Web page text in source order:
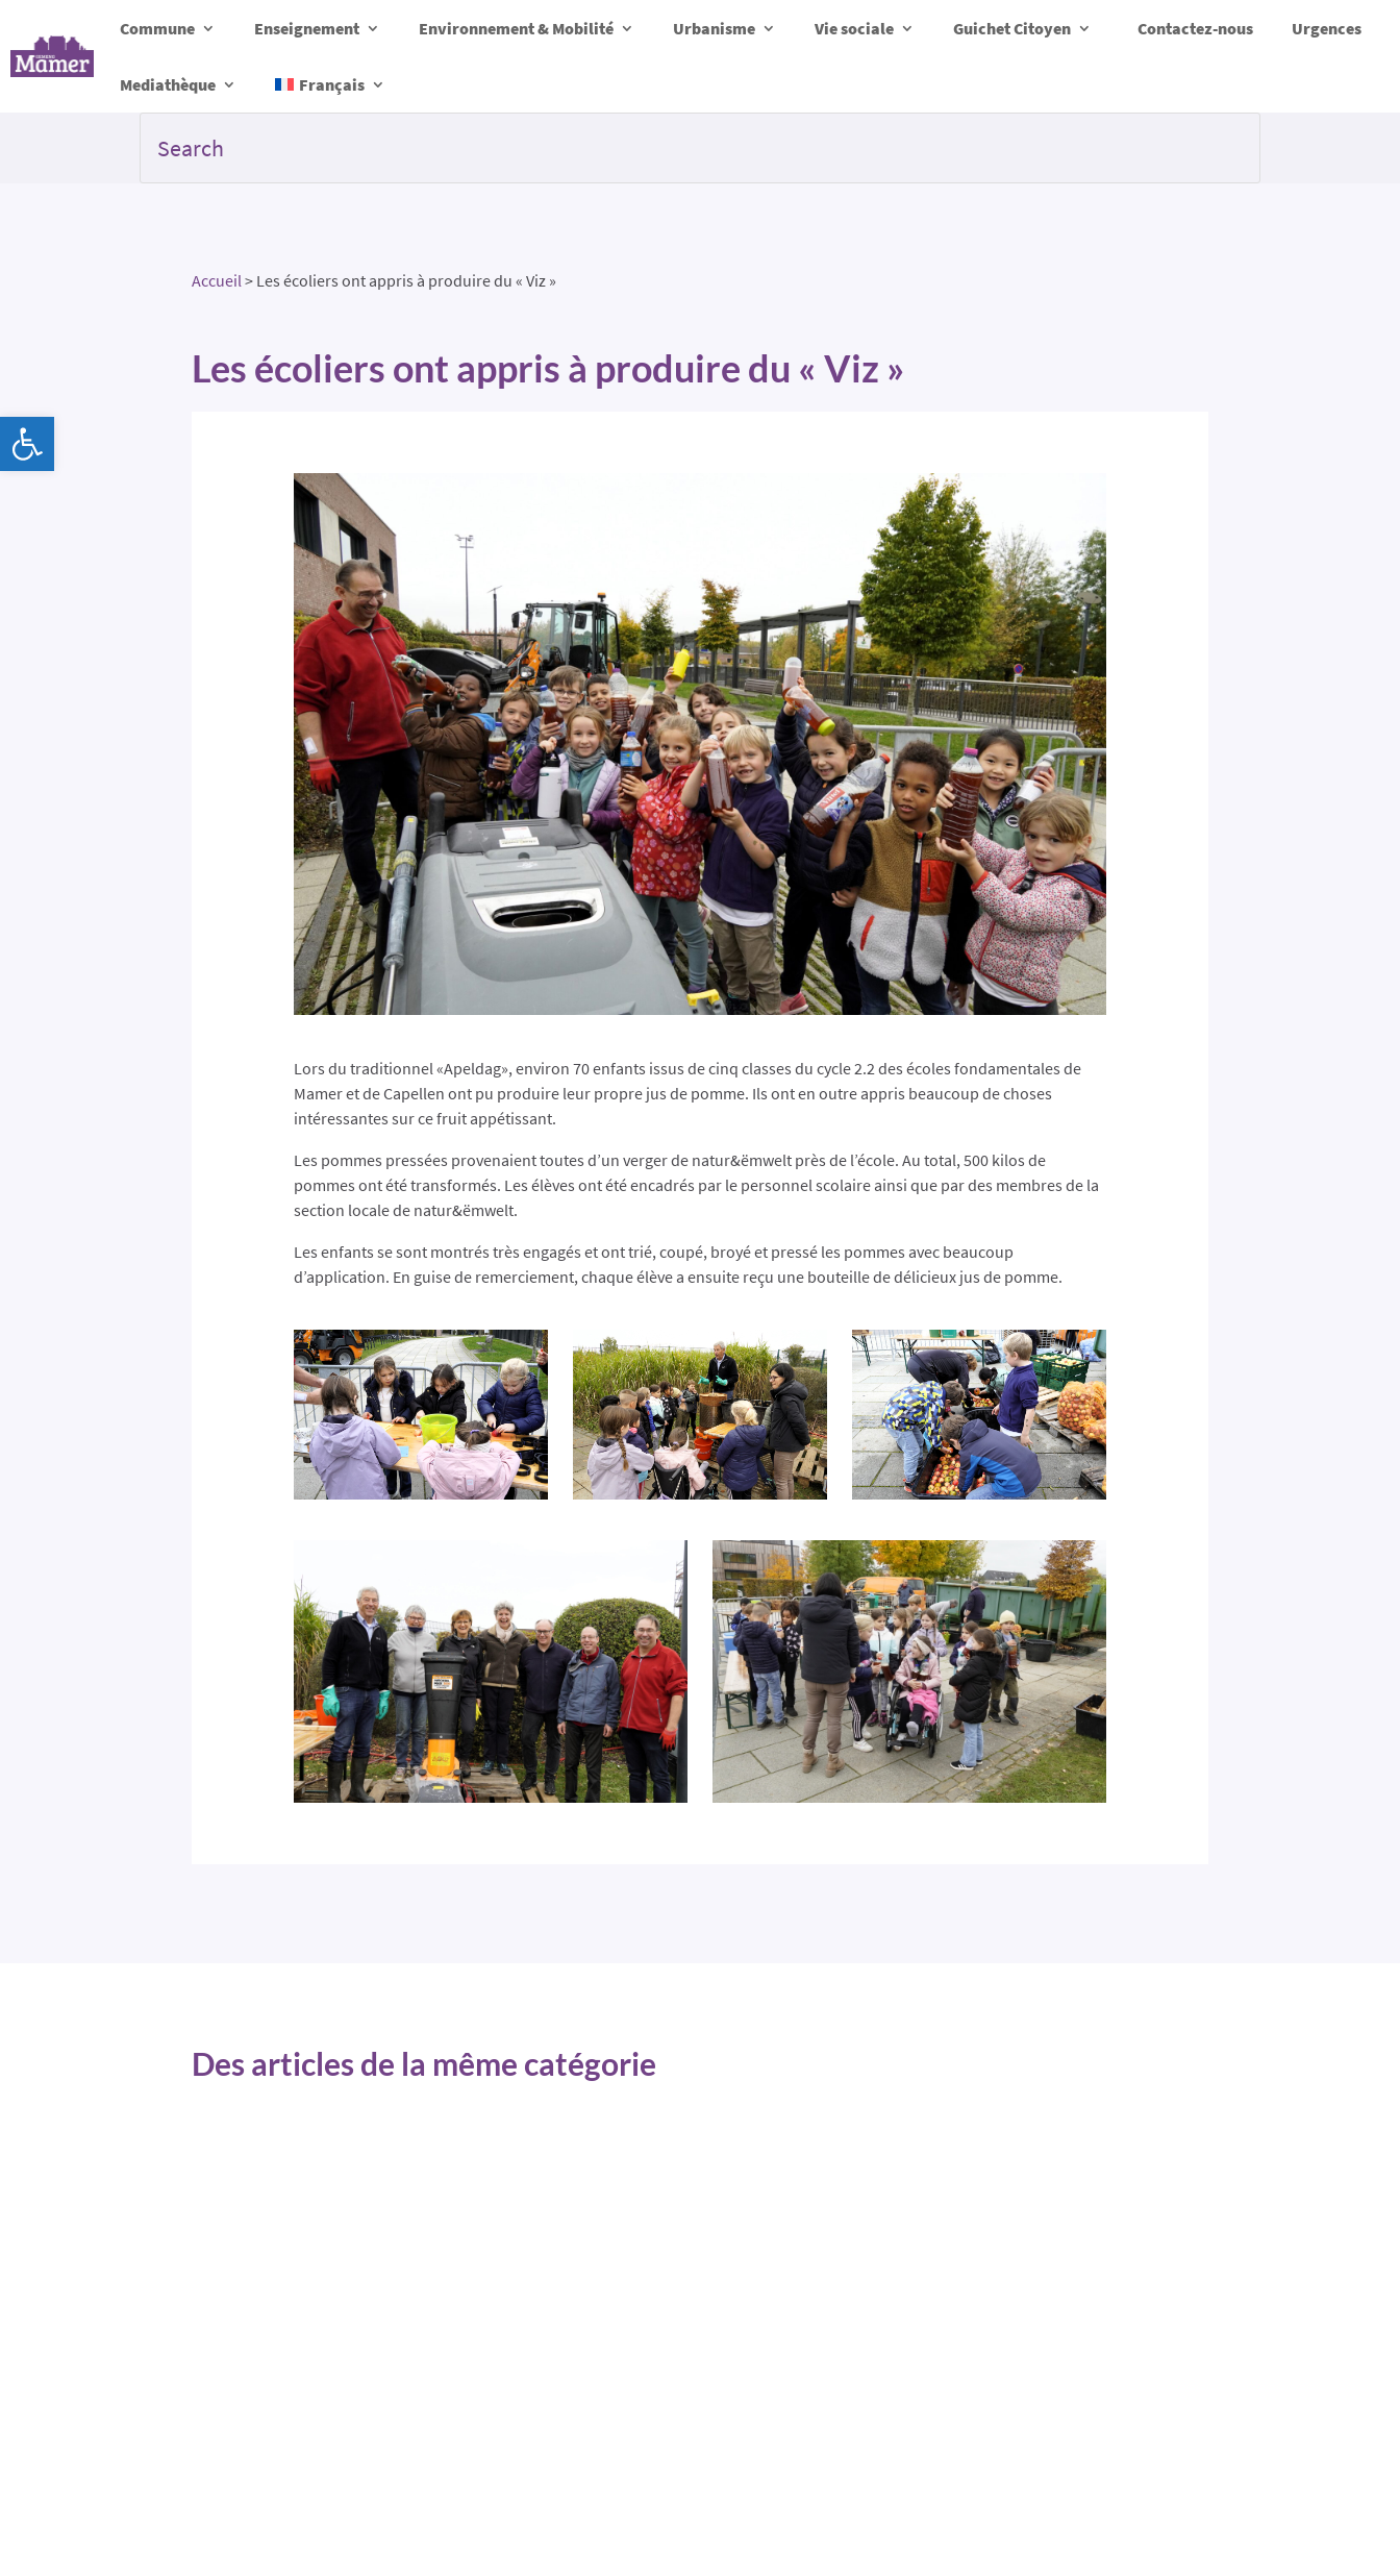
Commune Enseignement Environnement & Mobilité Urbanisme Vie sociale Guichet Citoyen Contactez-nous Urgences
Mediathèque Français
Accueil> Les écoliers ont appris à produire du « Viz »
Les écoliers ont appris à produire du « Viz »
Lors du traditionnel «Apeldag», environ 70 enfants issus de cinq classes du cycle 2.2 des écoles fondamentales de
Mamer et de Capellen ont pu produire leur propre jus de pomme. Ils ont en outre appris beaucoup de choses
intéressantes sur ce fruit appétissant.
Les pommes pressées provenaient toutes d’un verger de natur&ëmwelt près de l’école. Au total, 500 kilos de
pommes ont été transformés. Les élèves ont été encadrés par le personnel scolaire ainsi que par des membres de la
section locale de natur&ëmwelt.
Les enfants se sont montrés très engagés et ont trié, coupé, broyé et pressé les pommes avec beaucoup
d’application. En guise de remerciement, chaque élève a ensuite reçu une bouteille de délicieux jus de pomme.
Des articles de la même catégorie
Ouvrir la barre d’outils